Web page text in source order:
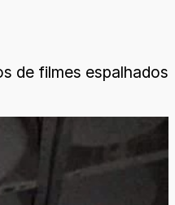
de filmes espalhados